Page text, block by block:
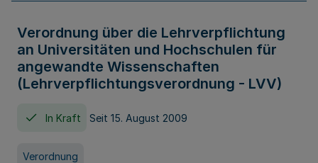
Verordnung über die Lehrverpflichtung
an Universitäten und Hochschulen für
angewandte Wissenschaften
(Lehrverpflichtungsverordnung - LVV)
In Kraft Seit 15. August 2009
Verordnung